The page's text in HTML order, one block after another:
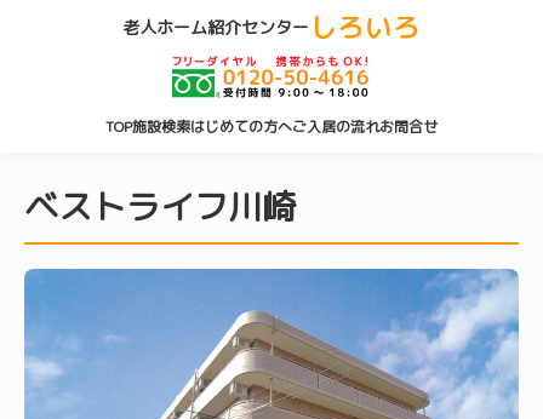
老人ホーム紹介センター しろいろ
TOP施設検索はじめての方へご入居の流れお問合せ
ベストライフ川崎